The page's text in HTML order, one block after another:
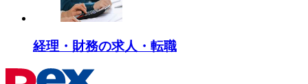
経理・財務の求人・転職